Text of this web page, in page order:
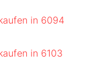
in 6094
in 6103